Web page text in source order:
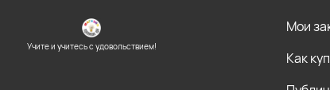
Учите и учитесь с удовольствием!
Мои
Как